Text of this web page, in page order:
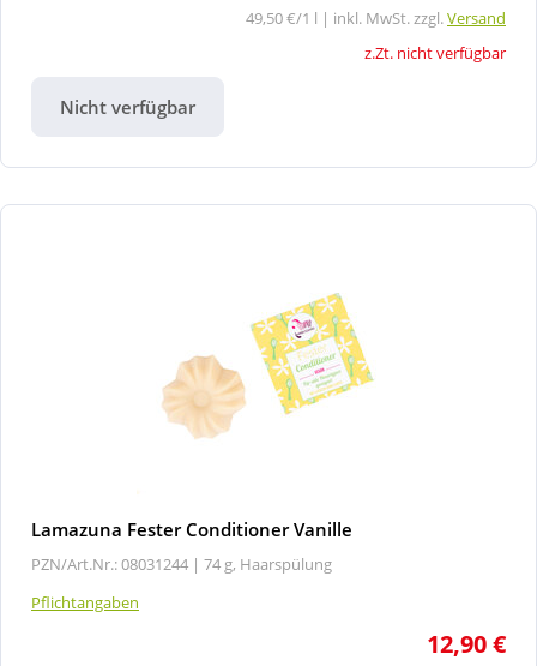
49,50 €/1 l | inkl. MwSt. zzgl.Versand
z.Zt. nicht verfügbar
Nicht verfügbar
Lamazuna Fester Conditioner Vanille
PZN/Art.Nr.: 08031244 | 74 g, Haarspülung
Pflichtangaben
12,90 €